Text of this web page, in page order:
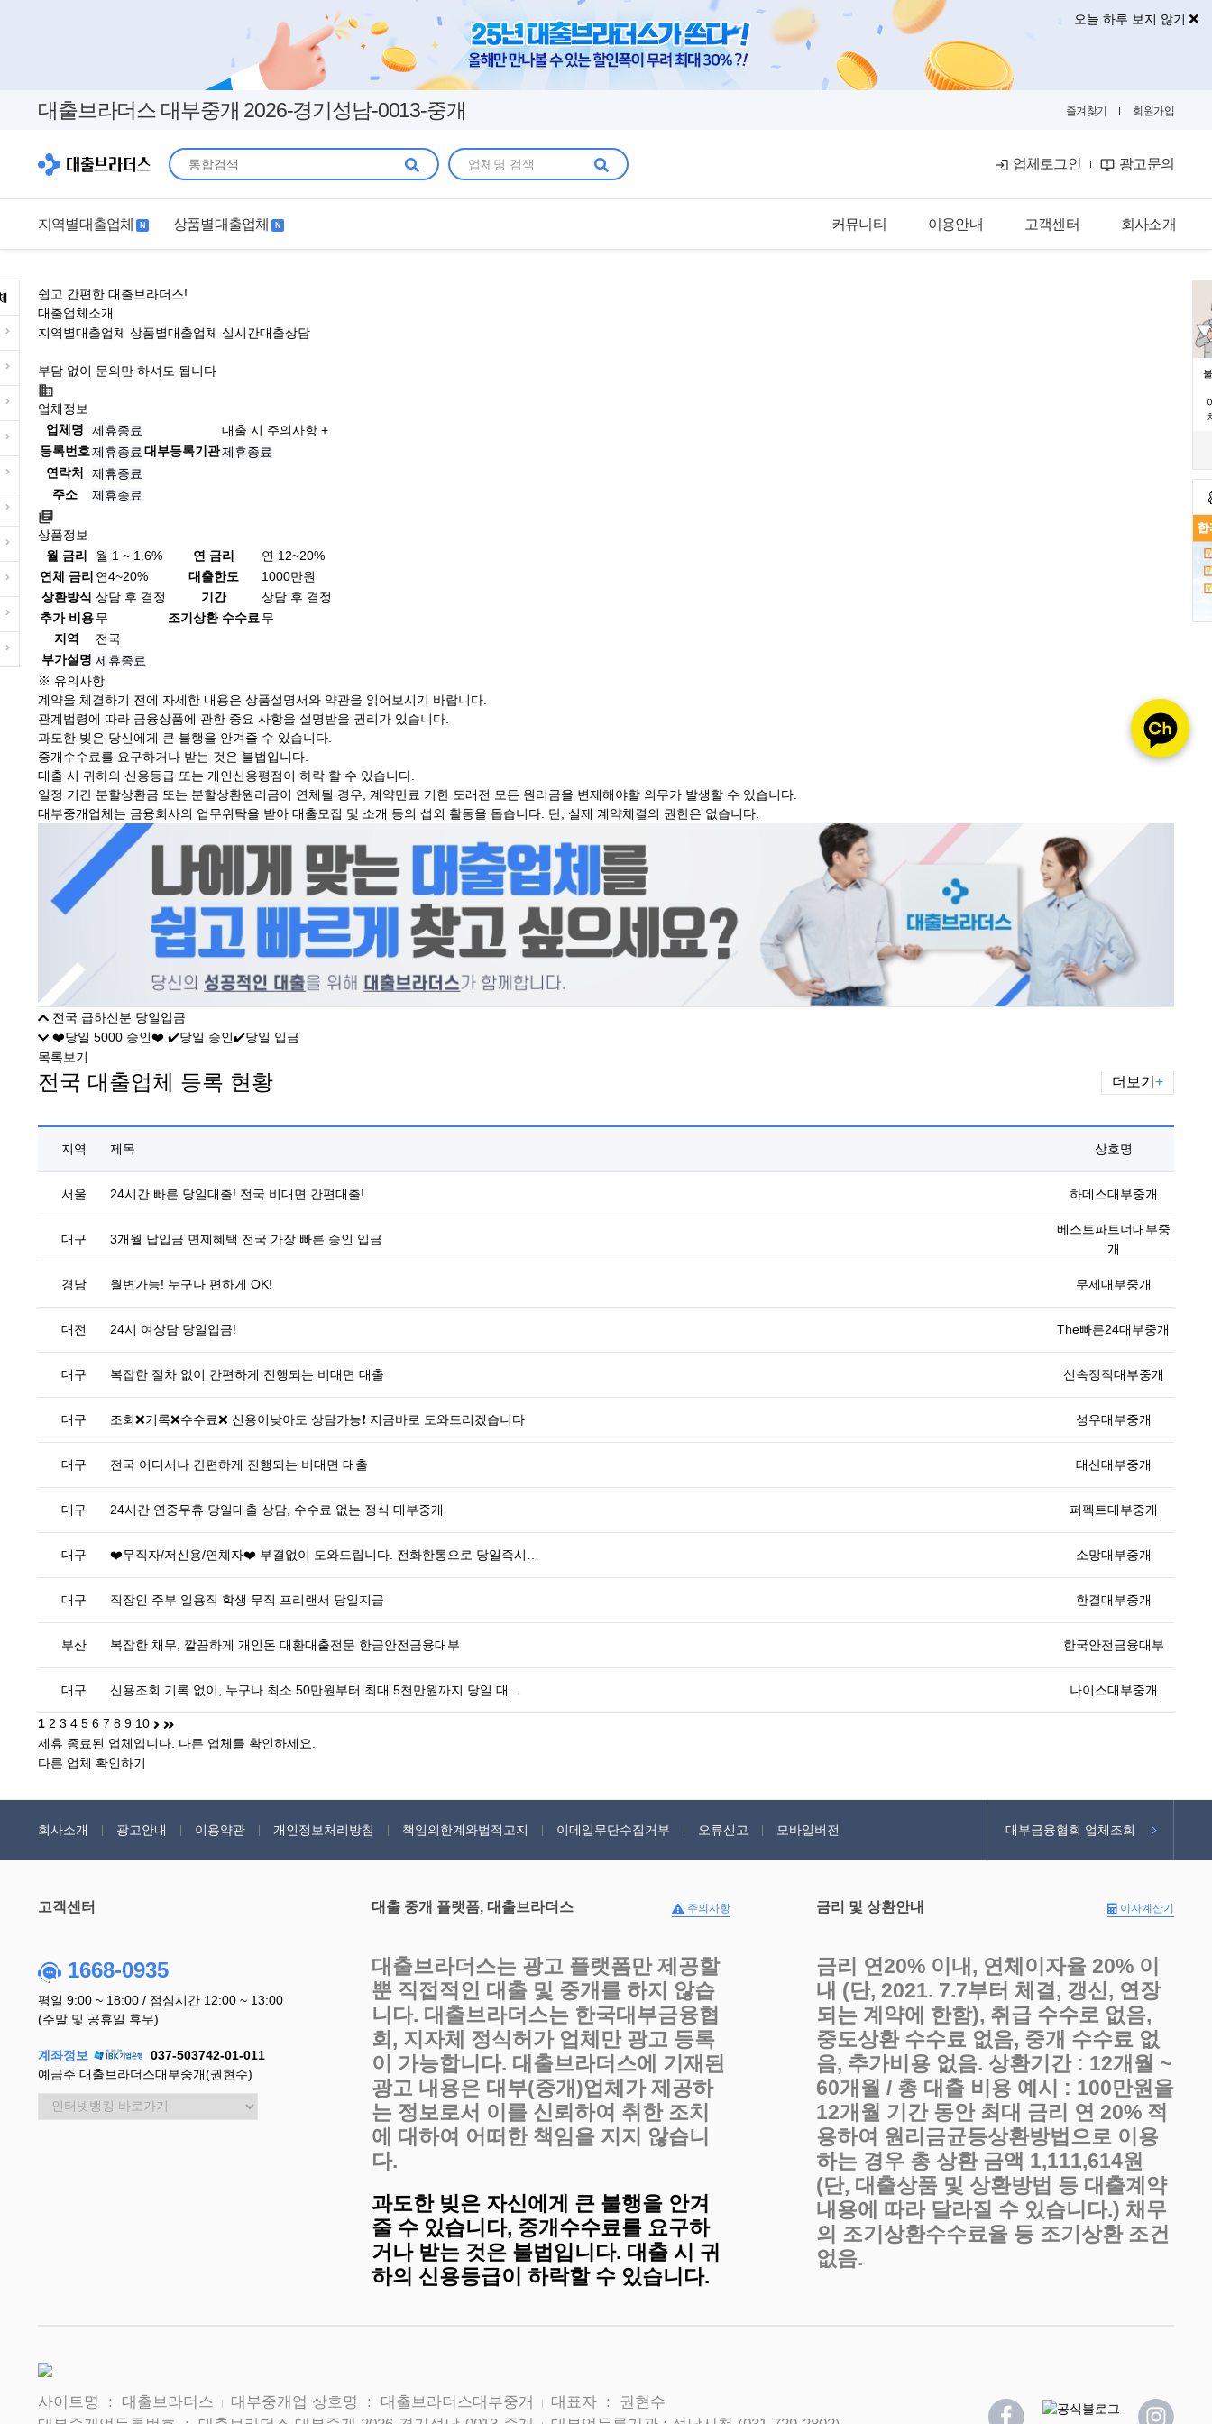
오늘 하루 보지 않기
대출브라더스 대부중개 2026-경기성남-0013-중개 즐겨찾기 회원가입
업체로그인 광고문의
지역별대출업체 N 상품별대출업체 N 커뮤니티 이용안내 고객센터 회사소개
서울 경기
인천 부산
대구 더보기+
여성 개인돈
연체자
쉽고 간편한 대출브라더스!
대출업체소개
지역별대출업체 상품별대출업체 실시간대출상담
부담 없이 문의만 하셔도 됩니다
업체정보
업체명
제휴종료
대출 시 주의사항 +
등록번호제휴종료 대부등록기관제휴종료
연락처
제휴종료
주소
제휴종료
상품정보
월 금리
월 1 ~ 1.6% 연 금리
연 12~20%
연체 금리 연4~20% 대출한도
1000만원
상환방식 상담 후 결정 기간
상담 후 결정
추가 비용무 조기상환 수수료 무
지역
전국
부가설명 제휴종료
※ 유의사항
계약을 체결하기 전에 자세한 내용은 상품설명서와 약관을 읽어보시기 바랍니다.
관계법령에 따라 금융상품에 관한 중요 사항을 설명받을 권리가 있습니다.
과도한 빚은 당신에게 큰 불행을 안겨줄 수 있습니다.
중개수수료를 요구하거나 받는 것은 불법입니다.
대출 시 귀하의 신용등급 또는 개인신용평점이 하락 할 수 있습니다.
일정 기간 분할상환금 또는 분할상환원리금이 연체될 경우, 계약만료 기한 도래전 모든 원리금을 변제해야할 의무가 발생할 수 있습니다.
대부중개업체는 금융회사의 업무위탁을 받아 대출모집 및 소개 등의 섭외 활동을 돕습니다. 단, 실제 계약체결의 권한은 없습니다.
전국 급하신분 당일입금
❤️당일 5000 승인❤️ ✔️당일 승인✔️당일 입금
목록보기
전국 대출업체 등록 현황 더보기 +
지역 제목 상호명
서울 24시간 빠른 당일대출! 전국 비대면 간편대출! 하데스대부중개
대구 3개월 납입금 면제혜택 전국 가장 빠른 승인 입금
베스트파트너대부중
개
경남 월변가능! 누구나 편하게 OK! 무제대부중개
대전 24시 여상담 당일입금! The빠른24대부중개
대구 복잡한 절차 없이 간편하게 진행되는 비대면 대출 신속정직대부중개
대구 조회❌기록❌수수료❌ 신용이낮아도 상담가능❗ 지금바로 도와드리겠습니다 성우대부중개
대구 전국 어디서나 간편하게 진행되는 비대면 대출 태산대부중개
대구 24시간 연중무휴 당일대출 상담, 수수료 없는 정식 대부중개 퍼펙트대부중개
대구 ❤️무직자/저신용/연체자❤️ 부결없이 도와드립니다. 전화한통으로 당일즉시… 소망대부중개
대구 직장인 주부 일용직 학생 무직 프리랜서 당일지급 한결대부중개
부산 복잡한 채무, 깔끔하게 개인돈 대환대출전문 한금안전금융대부 한국안전금융대부
대구 신용조회 기록 없이, 누구나 최소 50만원부터 최대 5천만원까지 당일 대… 나이스대부중개
1 2 3 4 5 6 7 8 9 10
제휴 종료된 업체입니다. 다른 업체를 확인하세요.
다른 업체 확인하기
회사소개 광고안내 이용약관 개인정보처리방침 책임의한계와법적고지 이메일무단수집거부 오류신고 모바일버전 대부금융협회 업체조회
고객센터
1668-0935
평일 9:00 ~ 18:00 / 점심시간 12:00 ~ 13:00
(주말 및 공휴일 휴무)
계좌정보
037-503742-01-011
예금주 대출브라더스대부중개(권현수)
대출 중개 플랫폼, 대출브라더스 주의사항
대출브라더스는 광고 플랫폼만 제공할
뿐 직접적인 대출 및 중개를 하지 않습
니다. 대출브라더스는 한국대부금융협
회, 지자체 정식허가 업체만 광고 등록
이 가능합니다. 대출브라더스에 기재된
광고 내용은 대부(중개)업체가 제공하
는 정보로서 이를 신뢰하여 취한 조치
에 대하여 어떠한 책임을 지지 않습니
다.
과도한 빚은 자신에게 큰 불행을 안겨
줄 수 있습니다, 중개수수료를 요구하
거나 받는 것은 불법입니다. 대출 시 귀
하의 신용등급이 하락할 수 있습니다.
금리 및 상환안내 이자계산기
금리 연20% 이내, 연체이자율 20% 이
내 (단, 2021. 7.7부터 체결, 갱신, 연장
되는 계약에 한함), 취급 수수로 없음,
중도상환 수수료 없음, 중개 수수료 없
음, 추가비용 없음. 상환기간 : 12개월 ~
60개월 / 총 대출 비용 예시 : 100만원을
12개월 기간 동안 최대 금리 연 20% 적
용하여 원리금균등상환방법으로 이용
하는 경우 총 상환 금액 1,111,614원
(단, 대출상품 및 상환방법 등 대출계약
내용에 따라 달라질 수 있습니다.) 채무
의 조기상환수수료율 등 조기상환 조건
없음.
사이트명 : 대출브라더스 대부중개업 상호명 : 대출브라더스대부중개
대표자 : 권현수